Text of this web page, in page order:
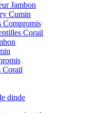
Jambon
Cumin
Compromis
Corail
Corail
dinde